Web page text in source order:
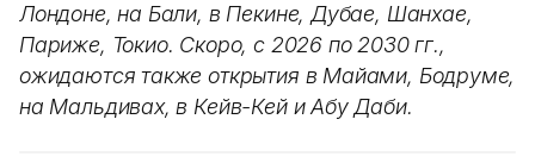
Лондоне, на Бали, в Пекине, Дубае, Шанхае,
Париже, Токио. Скоро, с 2026 по 2030 гг.,
ожидаются также открытия в Майами, Бодруме,
на Мальдивах, в Кейв-Кей и Абу Даби.